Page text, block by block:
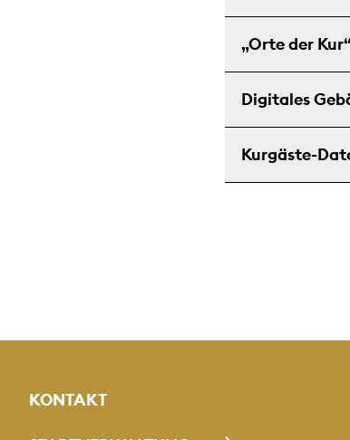
„Orte der Kur“
Digitales
Kurgäste-
KONTAKT